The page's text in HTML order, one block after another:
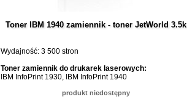
Toner IBM 1940 zamiennik - toner JetWorld 3.5k
Wydajność: 3 500 stron
Toner zamiennik do drukarek laserowych:
IBM InfoPrint 1930, IBM InfoPrint 1940
produkt niedostępny